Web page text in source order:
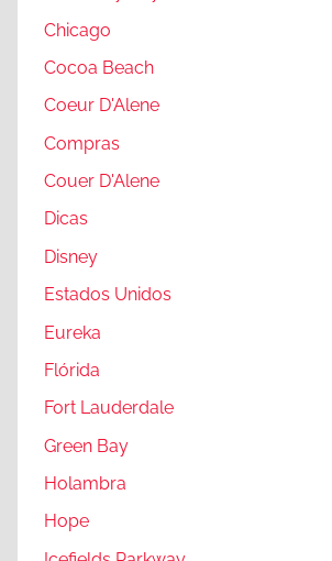
Chicago
Cocoa Beach
Coeur D'Alene
Compras
Couer D'Alene
Dicas
Disney
Estados Unidos
Eureka
Flórida
Fort Lauderdale
Green Bay
Holambra
Hope